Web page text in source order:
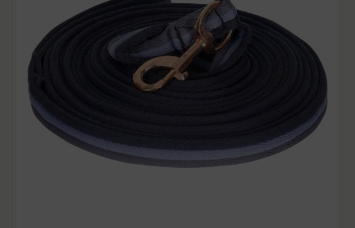
CINCHAS Y ESTRIBOS
CABEZADAS
Accesorios
Regalos y Complementos